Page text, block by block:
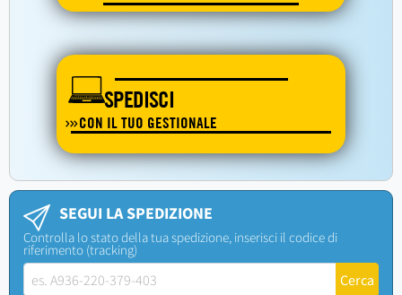
SPEDISCI
CON IL TUO GESTIONALE
SEGUI LA SPEDIZIONE
Controlla lo stato della tua spedizione, inserisci il codice di
riferimento (tracking)